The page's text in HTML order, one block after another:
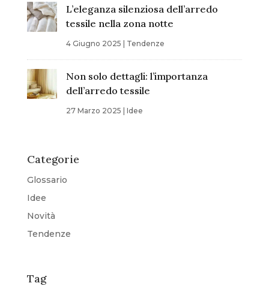
L’eleganza silenziosa dell’arredo
tessile nella zona notte
4 Giugno 2025 Tendenze
Non solo dettagli: l’importanza
dell’arredo tessile
27 Marzo 2025 Idee
Categorie
Glossario
Idee
Novità
Tendenze
Tag